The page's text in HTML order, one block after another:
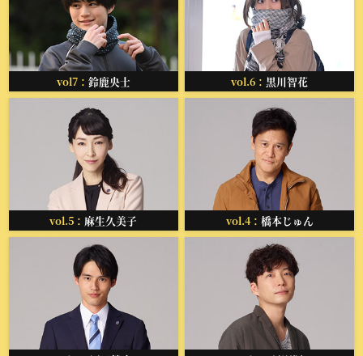
vol7： 鈴鹿央士 vol.6： 黒川智花
vol.5： 麻生久美子 vol.4： 橋本じゅん